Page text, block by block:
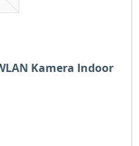
Kamera Indoor